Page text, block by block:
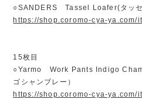
○SANDERS Tassel Loafer(タッ
https://shop.coromo-cya-ya.com/
15枚目
○Yarmo Work Pants Indigo
ゴシャンブレー）
https://shop.coromo-cya-ya.com/